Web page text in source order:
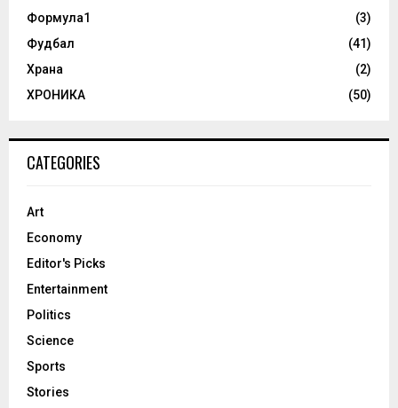
Формула1
(3)
Фудбал
(41)
Храна
(2)
ХРОНИКА
(50)
CATEGORIES
Art
Economy
Editor's Picks
Entertainment
Politics
Science
Sports
Stories